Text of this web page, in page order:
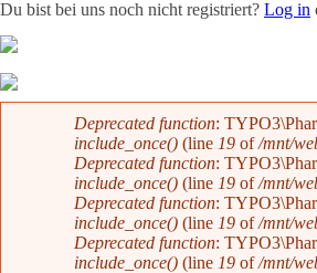
Du bist bei uns noch nicht registriert? Log in
Fehlermeldung
Deprecated function:
include_once() (line 19 of/mnt/
Deprecated function:
include_once() (line 19 of/mnt/
Deprecated function:
include_once() (line 19 of/mnt/
Deprecated function:
include_once() (line 19 of/mnt/